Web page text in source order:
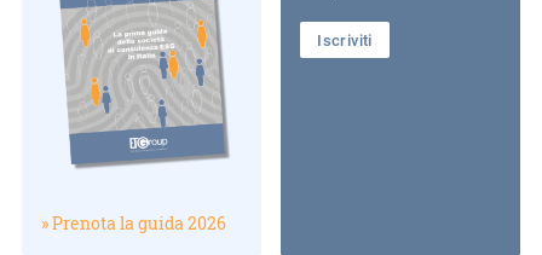
» Prenota la guida 2026
Iscriviti